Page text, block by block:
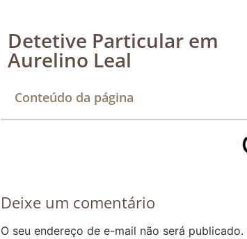
Detetive Particular em
Aurelino Leal
Conteúdo da página
Deixe um comentário
O seu endereço de e-mail não será publicado.